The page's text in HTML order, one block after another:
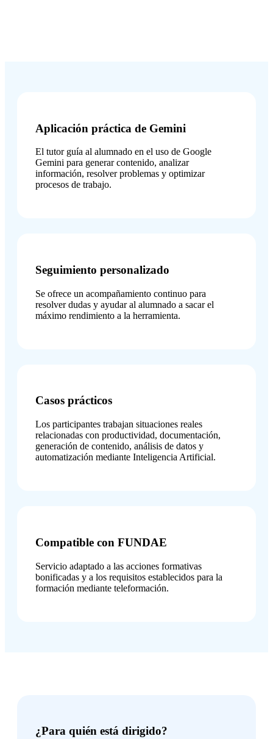
Aplicación práctica de Gemini
El tutor guía al alumnado en el uso de Google
Gemini para generar contenido, analizar
información, resolver problemas y optimizar
procesos de trabajo.
Seguimiento personalizado
Se ofrece un acompañamiento continuo para
resolver dudas y ayudar al alumnado a sacar el
máximo rendimiento a la herramienta.
Casos prácticos
Los participantes trabajan situaciones reales
relacionadas con productividad, documentación,
generación de contenido, análisis de datos y
automatización mediante Inteligencia Artificial.
Compatible con FUNDAE
Servicio adaptado a las acciones formativas
bonificadas y a los requisitos establecidos para la
formación mediante teleformación.
¿Para quién está dirigido?